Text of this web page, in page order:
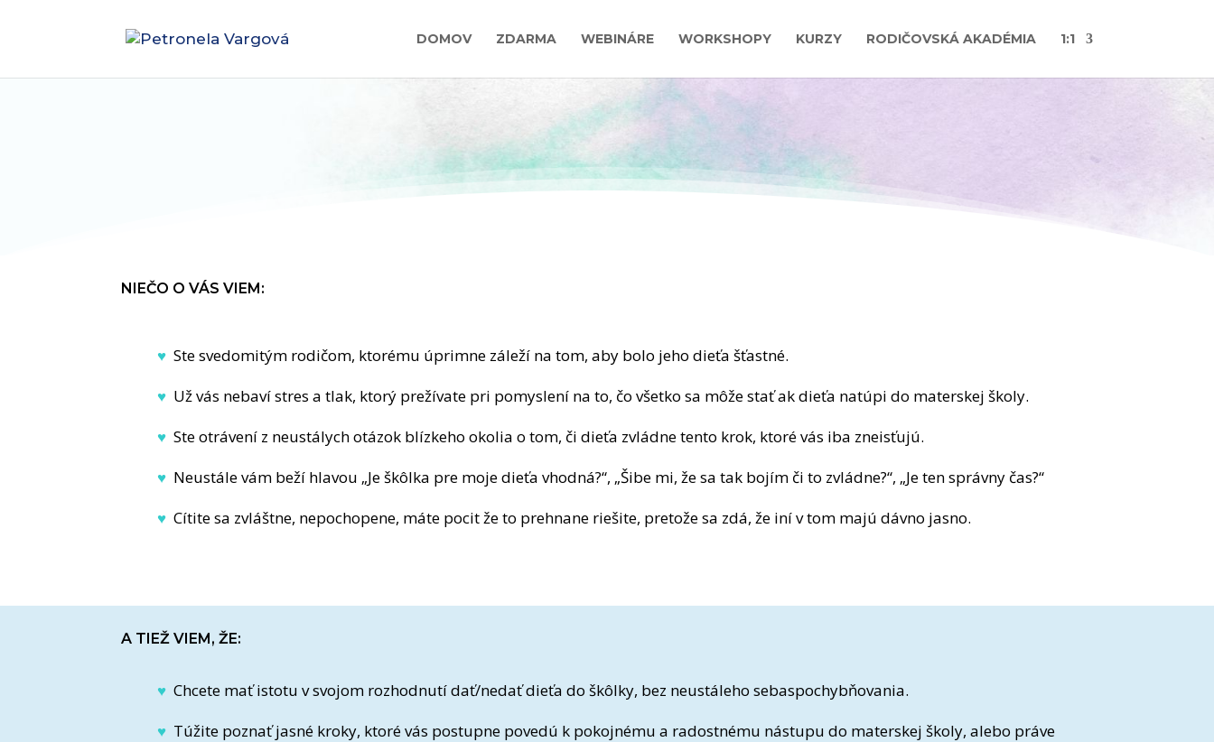
DOMOV ZDARMA WEBINÁRE WORKSHOPY KURZY RODIČOVSKÁ AKADÉMIA 1:1
NIEČO O VÁS VIEM:
♥ Ste svedomitým rodičom, ktorému úprimne záleží na tom, aby bolo jeho dieťa šťastné.
♥ Už vás nebaví stres a tlak, ktorý prežívate pri pomyslení na to, čo všetko sa môže stať ak dieťa natúpi do materskej školy.
♥Ste otrávení z neustálych otázok blízkeho okolia o tom, či dieťa zvládne tento krok, ktoré vás iba zneisťujú.
♥ Neustále vám beží hlavou „Je škôlka pre moje dieťa vhodná?“, „Šibe mi, že sa tak bojím či to zvládne?“, „Je ten správny čas?“
♥Cítite sa zvláštne, nepochopene, máte pocit že to prehnane riešite, pretože sa zdá, že iní v tom majú dávno jasno.
A TIEŽ VIEM, ŽE:
♥Chcete mať istotu v svojom rozhodnutí dať/nedať dieťa do škôlky, bez neustáleho sebaspochybňovania.
♥ Túžite poznať jasné kroky, ktoré vás postupne povedú k pokojnému a radostnému nástupu do materskej školy, alebo práve